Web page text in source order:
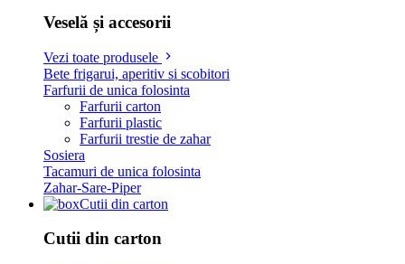
Veselă și accesorii
Vezi toate produsele
Bete frigarui, aperitiv si scobitori
Farfurii de unica folosinta
Farfurii carton
Farfurii plastic
Farfurii trestie de zahar
Sosiera
Tacamuri de unica folosinta
Zahar-Sare-Piper
Cutii din carton
Cutii din carton